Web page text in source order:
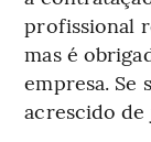
profissional
mas é
empresa. Se
acrescido de